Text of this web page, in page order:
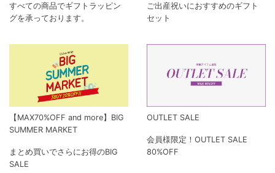
すべての商品でギフトラッピン
グを承っております。
ご出産祝いにおすすめのギフト
セット
【MAX70%OFF and more】BIG
SUMMER MARKET
まとめ買いでさらにお得のBIG
SALE
OUTLET SALE
会員様限定！OUTLET SALE
80%OFF